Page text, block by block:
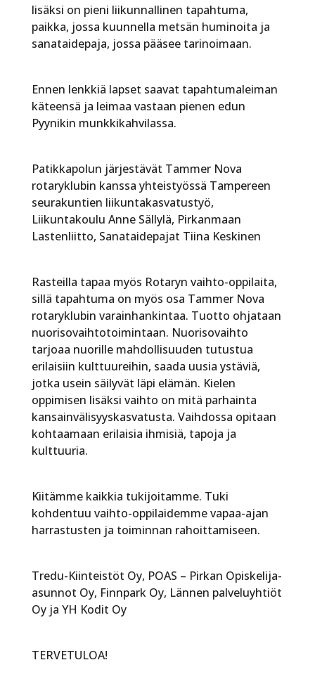
lisäksi on pieni liikunnallinen tapahtuma,
paikka, jossa kuunnella metsän huminoita ja
sanataidepaja, jossa pääsee tarinoimaan.
Ennen lenkkiä lapset saavat tapahtumaleiman
käteensä ja leimaa vastaan pienen edun
Pyynikin munkkikahvilassa.
Patikkapolun järjestävät Tammer Nova
rotaryklubin kanssa yhteistyössä Tampereen
seurakuntien liikuntakasvatustyö,
Liikuntakoulu Anne Sällylä, Pirkanmaan
Lastenliitto, Sanataidepajat Tiina Keskinen
Rasteilla tapaa myös Rotaryn vaihto-oppilaita,
sillä tapahtuma on myös osa Tammer Nova
rotaryklubin varainhankintaa. Tuotto ohjataan
nuorisovaihtotoimintaan. Nuorisovaihto
tarjoaa nuorille mahdollisuuden tutustua
erilaisiin kulttuureihin, saada uusia ystäviä,
jotka usein säilyvät läpi elämän. Kielen
oppimisen lisäksi vaihto on mitä parhainta
kansainvälisyyskasvatusta. Vaihdossa opitaan
kohtaamaan erilaisia ihmisiä, tapoja ja
kulttuuria.
Kiitämme kaikkia tukijoitamme. Tuki
kohdentuu vaihto-oppilaidemme vapaa-ajan
harrastusten ja toiminnan rahoittamiseen.
Tredu-Kiinteistöt Oy, POAS – Pirkan Opiskelija-
asunnot Oy, Finnpark Oy, Lännen palveluyhtiöt
Oy ja YH Kodit Oy
TERVETULOA!